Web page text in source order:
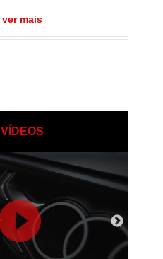
ver mais
VÍDEOS